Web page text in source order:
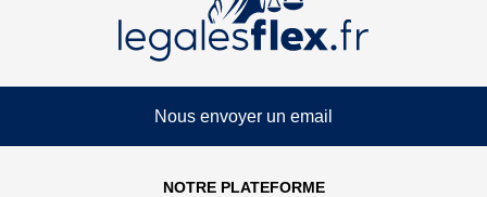
Nous envoyer un email
NOTRE PLATEFORME